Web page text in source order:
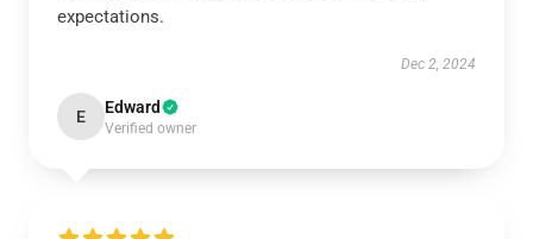
expectations.
Dec 2, 2024
E Edward
Verified owner